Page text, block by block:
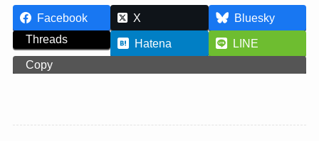
Facebook X
Bluesky
Threads
Hatena
LINE
Copy